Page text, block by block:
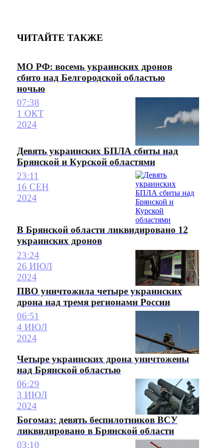
ЧИТАЙТЕ ТАКЖЕ
МО РФ: восемь украинских дронов
сбито над Белгородской областью
ночью
07:38
1 ОКТ
2024
Девять украинских БПЛА сбиты над
Брянской и Курской областями
23:11
16 СЕН
2024
В Брянской области ликвидировано 12
украинских дронов
23:24
26 ИЮЛ
2024
ПВО уничтожила четыре украинских
дрона над тремя регионами России
06:51
4 ИЮЛ
2024
Четыре украинских дрона уничтожены
над Брянской областью
06:29
3 ИЮЛ
2024
Богомаз: девять беспилотников ВСУ
ликвидировано в Брянской области
03:10